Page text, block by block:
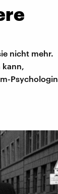
nicht mehr.
kann,
Psychologin